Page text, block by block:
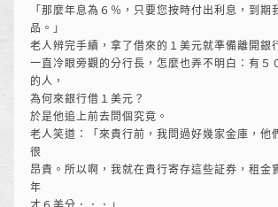
「那麼年息為６％，只要您按時付出利息，到期
品。」
老人辨完手續，拿了借來的１美元就準備離開銀
一直冷眼旁觀的分行長，怎麼也弄不明白：有５
的人，
為何來銀行借１美元？
於是他追上前去問個究竟。
老人笑道：「來貴行前，我問過好幾家金庫，他
很
昂貴。所以啊，我就在貴行寄存這些証券，租金
年